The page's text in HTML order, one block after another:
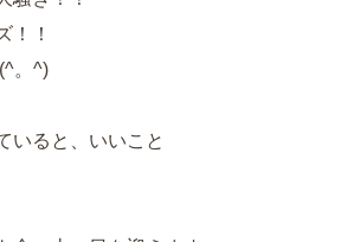
！！
。^)
いると、いいこと